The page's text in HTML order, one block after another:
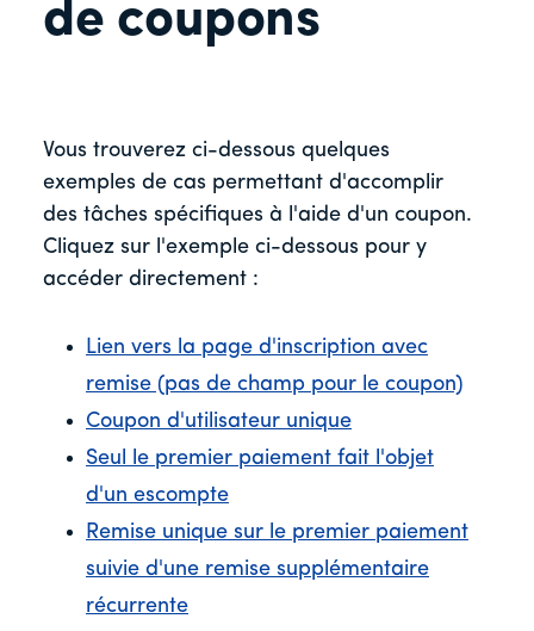
de coupons
Vous trouverez ci-dessous quelques
exemples de cas permettant d'accomplir
des tâches spécifiques à l'aide d'un coupon.
Cliquez sur l'exemple ci-dessous pour y
accéder directement :
Lien vers la page d'inscription avec
remise (pas de champ pour le coupon)
Coupon d'utilisateur unique
Seul le premier paiement fait l'objet
d'un escompte
Remise unique sur le premier paiement
suivie d'une remise supplémentaire
récurrente